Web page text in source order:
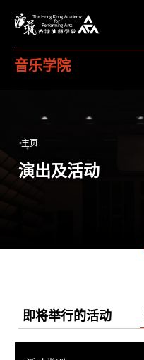
音乐学院
主页
演出及活动
即将举行的活动